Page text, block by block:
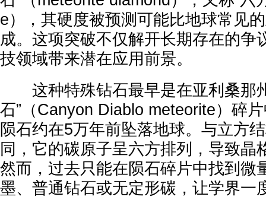
e），其硬度被预测可能比地球常见
成。这项突破不仅解开长期存在的争
技领域带来潜在应用前景。
这种特殊钻石最早是在亚利桑那
石”（Canyon Diablo meteorite）碎
陨石约在5万年前坠落地球。与立方
同，它的碳原子呈六方排列，导致晶
然而，过去只能在陨石碎片中找到微
墨、普通钻石或无定形碳，让学界一